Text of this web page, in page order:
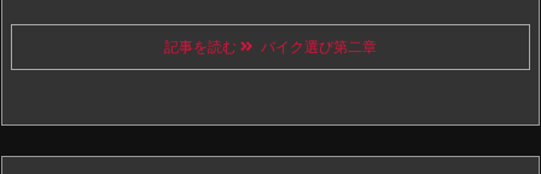
記事を読む バイク選び第二章